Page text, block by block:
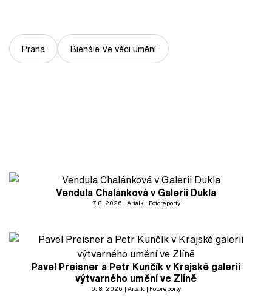
Praha Bienále Ve věci umění
Vendula Chalánková v Galerii Dukla
7. 8. 2026 Artalk Fotoreporty
Pavel Preisner a Petr Kunčík v Krajské galerii
výtvarného umění ve Zlíně
6. 8. 2026 Artalk Fotoreporty